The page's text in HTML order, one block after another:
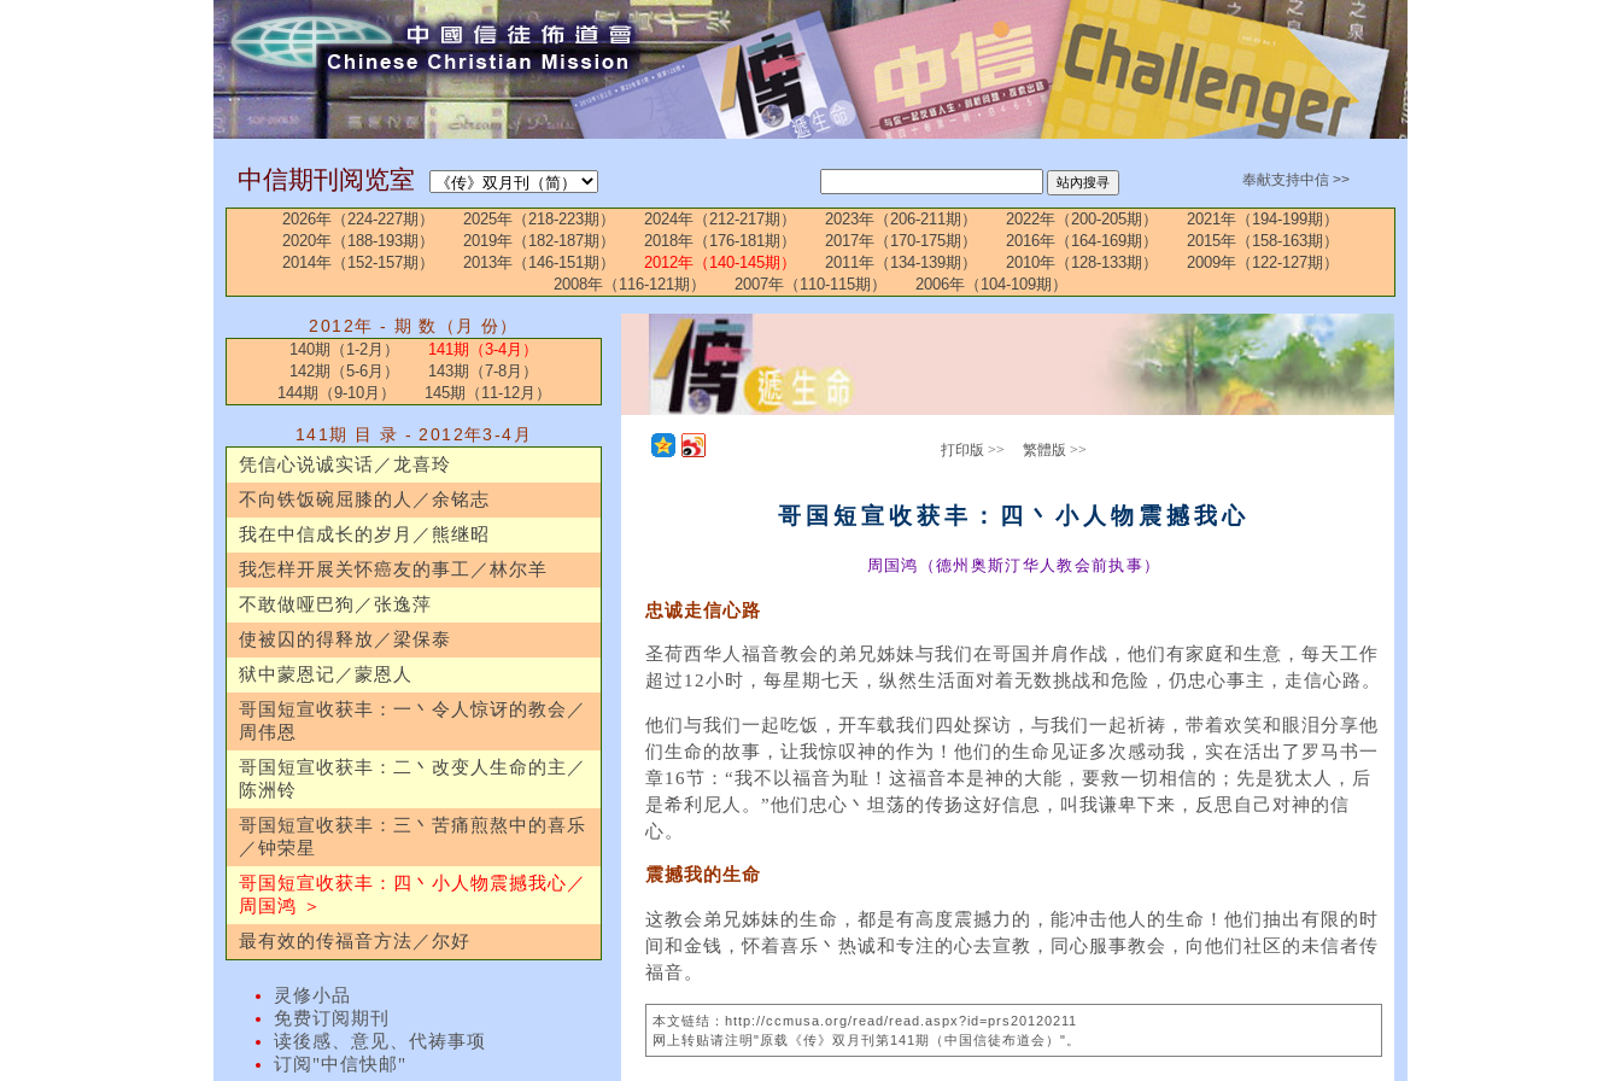
中信期刊阅览室 奉献支持中信 >>
2026年（224-227期） 2025年（218-223期） 2024年（212-217期） 2023年（206-211期） 2022年（200-205期）
2021年（194-199期）
2020年（188-193期）
2019年（182-187期） 2018年（176-181期） 2017年（170-175期） 2016年（164-169期）
2015年（158-163期）
2014年（152-157期）
2013年（146-151期） 2012年（140-145期） 2011年（134-139期） 2010年（128-133期）
2009年（122-127期）
2008年（116-121期）
2007年（110-115期） 2006年（104-109期）
2012年 - 期 数（月 份）
140期（1-2月）
141期（3-4月）
142期（5-6月）
143期（7-8月）
144期（9-10月）
145期（11-12月）
141期 目 录 - 2012年3-4月
凭信心说诚实话／龙喜玲
不向铁饭碗屈膝的人／余铭志
我在中信成长的岁月／熊继昭
我怎样开展关怀癌友的事工／林尔羊
不敢做哑巴狗／张逸萍
使被囚的得释放／梁保泰
狱中蒙恩记／蒙恩人
哥国短宣收获丰：一丶令人惊讶的教会／
周伟恩
哥国短宣收获丰：二丶改变人生命的主／
陈洲铃
哥国短宣收获丰：三丶苦痛煎熬中的喜乐
／钟荣星
哥国短宣收获丰：四丶小人物震撼我心／
周国鸿 ＞
最有效的传福音方法／尔好
灵修小品
免费订阅期刊
读後感、意见、代祷事项
订阅"中信快邮"
打印版 >> 繁體版 >>
哥国短宣收获丰：四丶小人物震撼我心
周国鸿（德州奥斯汀华人教会前执事）
忠诚走信心路
圣荷西华人福音教会的弟兄姊妹与我们在哥国并肩作战，他们有家庭和生意，每天工作
超过12小时，每星期七天，纵然生活面对着无数挑战和危险，仍忠心事主，走信心路。
他们与我们一起吃饭，开车载我们四处探访，与我们一起祈祷，带着欢笑和眼泪分享他
们生命的故事，让我惊叹神的作为！他们的生命见证多次感动我，实在活出了罗马书一
章16节：“我不以福音为耻！这福音本是神的大能，要救一切相信的；先是犹太人，后
是希利尼人。”他们忠心丶坦荡的传扬这好信息，叫我谦卑下来，反思自己对神的信
心。
震撼我的生命
这教会弟兄姊妹的生命，都是有高度震撼力的，能冲击他人的生命！他们抽出有限的时
间和金钱，怀着喜乐丶热诚和专注的心去宣教，同心服事教会，向他们社区的未信者传
福音。
本文链结：http://ccmusa.org/read/read.aspx?id=prs20120211
网上转贴请注明"原载《传》双月刊第141期（中国信徒布道会）"。